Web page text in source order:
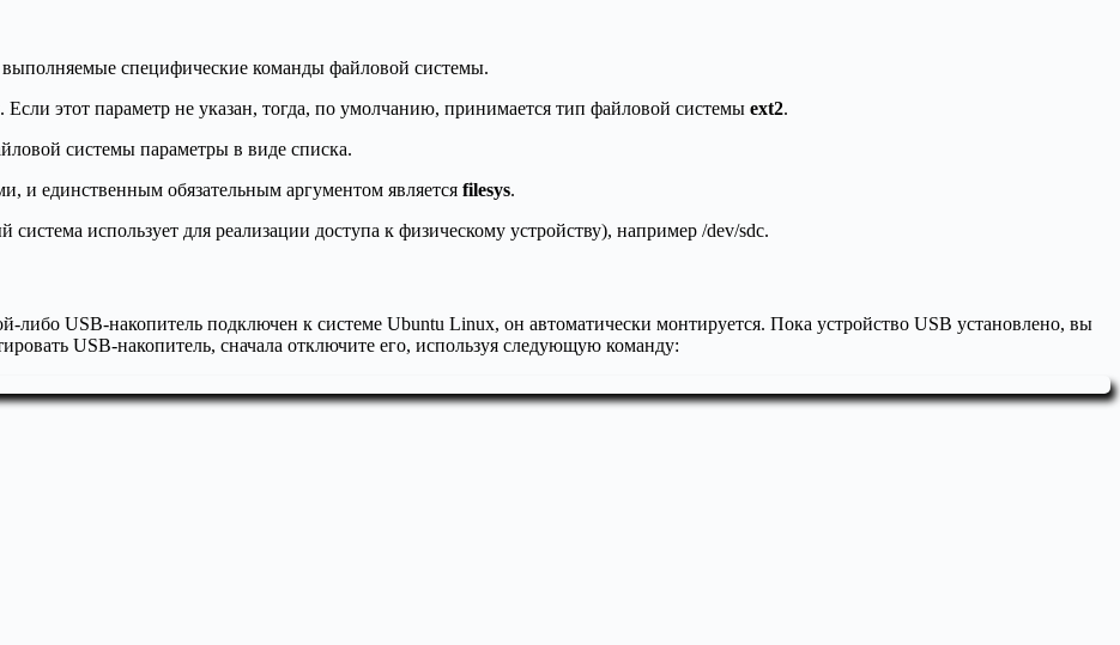
специфические команды файловой системы.
этот параметр не указан, тогда, по умолчанию, принимается тип файловой системы ext2.
системы параметры в виде списка.
и единственным обязательным аргументом является filesys.
использует для реализации доступа к физическому устройству), например /dev/sdc.
либо USB-накопитель подключен к системе Ubuntu Linux, он автоматически монтируется. Пока устройство USB установлено, вы
USB-накопитель, сначала отключите его, используя следующую команду: